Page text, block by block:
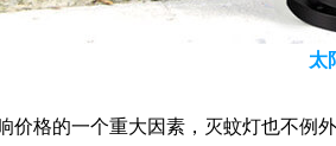
太
格的一个重大因素，灭蚊灯也不例